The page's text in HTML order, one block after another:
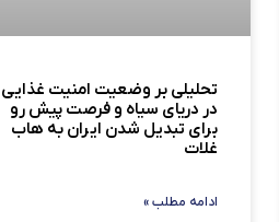
تحلیلی بر وضعیت امنیت غذایی
در دریای سیاه و فرصت‌ پیش رو
برای تبدیل شدن ایران به هاب
غلات
ادامه مطلب »